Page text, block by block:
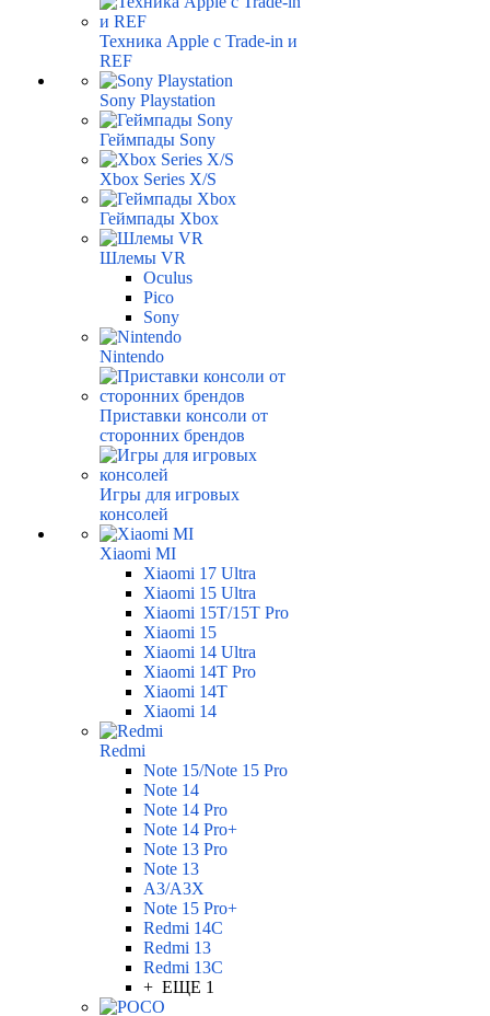
Техника Apple с Trade-in и
REF
Sony Playstation
Геймпады Sony
Xbox Series X/S
Геймпады Xbox
Шлемы VR
Oculus
Pico
Sony
Nintendo
Приставки консоли от
сторонних брендов
Игры для игровых
консолей
Xiaomi MI
Xiaomi 17 Ultra
Xiaomi 15 Ultra
Xiaomi 15T/15T Pro
Xiaomi 15
Xiaomi 14 Ultra
Xiaomi 14T Pro
Xiaomi 14T
Xiaomi 14
Redmi
Note 15/Note 15 Pro
Note 14
Note 14 Pro
Note 14 Pro+
Note 13 Pro
Note 13
A3/A3X
Note 15 Pro+
Redmi 14C
Redmi 13
Redmi 13C
+ ЕЩЕ 1